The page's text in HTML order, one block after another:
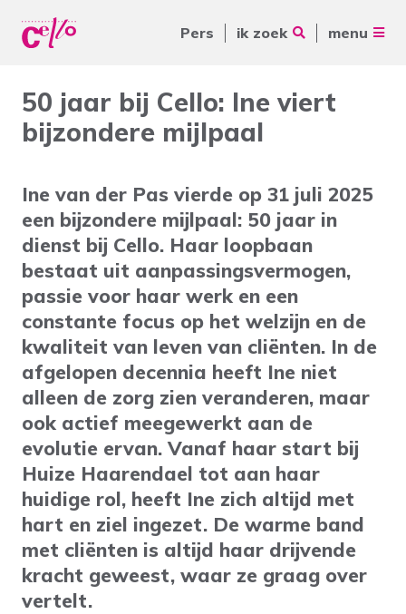
Pers ik zoek menu
Voor ouders & naasten
Voor verwijzers
Over Cello
werkenbijcello.nl
contact
Waar kunnen wij jou mee
helpen?
Veelgebruikte zoektermen
Woonvormen Zorgaanbod
50 jaar bij Cello: Ine viert
bijzondere mijlpaal
Ine van der Pas vierde op 31 juli 2025
een bijzondere mijlpaal: 50 jaar in
dienst bij Cello. Haar loopbaan
bestaat uit aanpassingsvermogen,
passie voor haar werk en een
constante focus op het welzijn en de
kwaliteit van leven van cliënten. In de
afgelopen decennia heeft Ine niet
alleen de zorg zien veranderen, maar
ook actief meegewerkt aan de
evolutie ervan. Vanaf haar start bij
Huize Haarendael tot aan haar
huidige rol, heeft Ine zich altijd met
hart en ziel ingezet. De warme band
met cliënten is altijd haar drijvende
kracht geweest, waar ze graag over
vertelt.